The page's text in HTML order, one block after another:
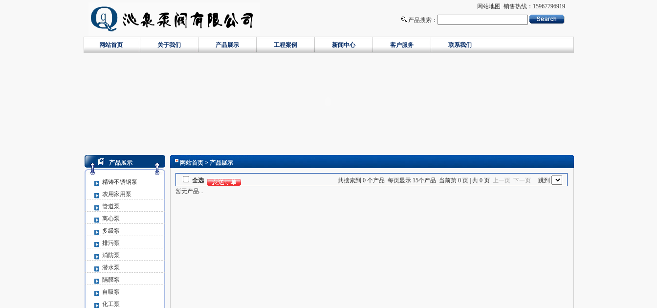
网站地图 销售热线：15967796919
产品搜索：
网站首页 关于我们 产品展示 工程案例 新闻中心 客户服务 联系我们
产品展示
精铸不锈钢泵
农用家用泵
管道泵
离心泵
多级泵
排污泵
消防泵
潜水泵
隔膜泵
自吸泵
化工泵
网站首页> 产品展示
全选 共搜索到 0 个产品 每页显示 15个产品 当前第 0 页 | 共 0 页 上一页 下一页
跳到
暂无产品...